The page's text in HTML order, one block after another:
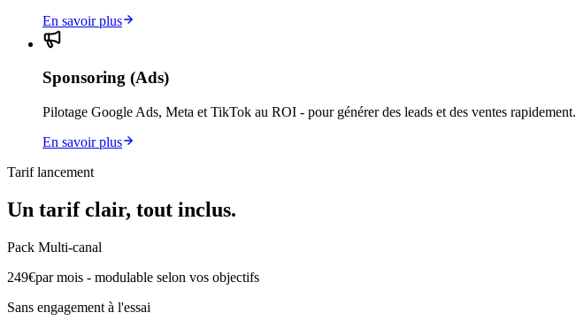
En savoir plus
Sponsoring (Ads)
Pilotage Google Ads, Meta et TikTok au ROI - pour générer des leads et des ventes rapidement.
En savoir plus
Tarif lancement
Un tarif clair, tout inclus.
Pack Multi-canal
249€par mois - modulable selon vos objectifs
Sans engagement à l'essai